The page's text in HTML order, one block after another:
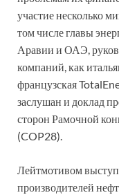
участие несколько
том числе главы
Аравии и ОАЭ,
компаний, как
французская
заслушан и доклад
сторон Рамочной
(COP28).
Лейтмотивом
производителей